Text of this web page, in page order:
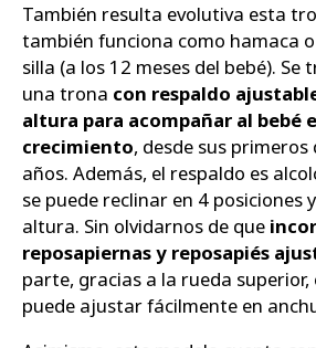
También resulta evolutiva esta
también funciona como hamaca
silla (a los 12 meses del bebé). Se
una trona con respaldo
altura para acompañar al bebé
crecimiento, desde sus
años. Además, el respaldo es
se puede reclinar en 4 posiciones
altura. Sin olvidarnos de que
reposapiernas y reposapiés
parte, gracias a la rueda superior,
puede ajustar fácilmente en